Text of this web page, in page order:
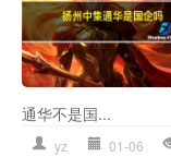
通华不是国...
yz 01-06